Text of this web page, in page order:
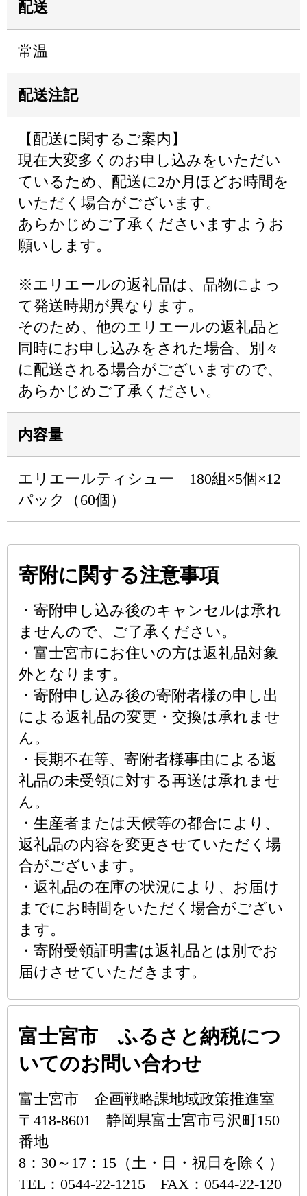
配送
常温
配送注記
【配送に関するご案内】
現在大変多くのお申し込みをいただい
ているため、配送に2か月ほどお時間を
いただく場合がございます。
あらかじめご了承くださいますようお
願いします。
※エリエールの返礼品は、品物によっ
て発送時期が異なります。
そのため、他のエリエールの返礼品と
同時にお申し込みをされた場合、別々
に配送される場合がございますので、
あらかじめご了承ください。
内容量
エリエールティシュー 180組×5個×12
パック（60個）
寄附に関する注意事項
・寄附申し込み後のキャンセルは承れ
ませんので、ご了承ください。
・富士宮市にお住いの方は返礼品対象
外となります。
・寄附申し込み後の寄附者様の申し出
による返礼品の変更・交換は承れませ
ん。
・長期不在等、寄附者様事由による返
礼品の未受領に対する再送は承れませ
ん。
・生産者または天候等の都合により、
返礼品の内容を変更させていただく場
合がございます。
・返礼品の在庫の状況により、お届け
までにお時間をいただく場合がござい
ます。
・寄附受領証明書は返礼品とは別でお
届けさせていただきます。
富士宮市 ふるさと納税につ
いてのお問い合わせ
富士宮市 企画戦略課地域政策推進室
〒418-8601 静岡県富士宮市弓沢町150
番地
8：30～17：15（土・日・祝日を除く）
TEL：0544-22-1215 FAX：0544-22-120